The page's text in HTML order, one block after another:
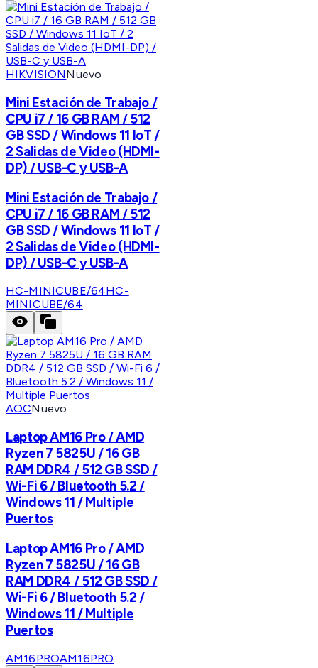
HIKVISIONNuevo
Mini Estación de Trabajo /
CPU i7 / 16 GB RAM / 512
GB SSD / Windows 11 IoT /
2 Salidas de Video (HDMI-
DP) / USB-C y USB-A
Mini Estación de Trabajo /
CPU i7 / 16 GB RAM / 512
GB SSD / Windows 11 IoT /
2 Salidas de Video (HDMI-
DP) / USB-C y USB-A
HC-MINICUBE/64HC-
MINICUBE/64
AOCNuevo
Laptop AM16 Pro / AMD
Ryzen 7 5825U / 16 GB
RAM DDR4 / 512 GB SSD /
Wi-Fi 6 / Bluetooth 5.2 /
Windows 11 / Multiple
Puertos
Laptop AM16 Pro / AMD
Ryzen 7 5825U / 16 GB
RAM DDR4 / 512 GB SSD /
Wi-Fi 6 / Bluetooth 5.2 /
Windows 11 / Multiple
Puertos
AM16PROAM16PRO